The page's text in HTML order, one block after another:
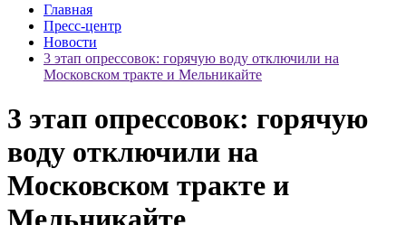
Главная
Пресс-центр
Новости
3 этап опрессовок: горячую воду отключили на
Московском тракте и Мельникайте
3 этап опрессовок: горячую
воду отключили на
Московском тракте и